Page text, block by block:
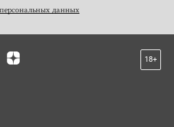
данных
18+